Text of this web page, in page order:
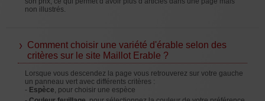
non illustrés.
Comment choisir une variété d'érable selon des
critères sur le site Maillot Erable ?
Lorsque vous descendez la page vous retrouverez sur votre gauche
un panneau vert avec différents critères :
- Espèce, pour choisir une espèce